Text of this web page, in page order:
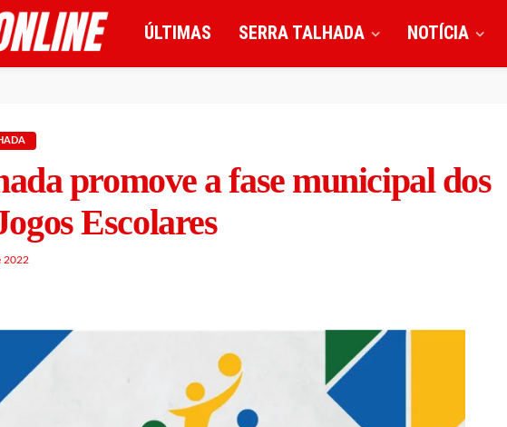
ÚLTIMAS SERRA TALHADA NOTÍCIA
promove a fase municipal dos
Escolares
2022